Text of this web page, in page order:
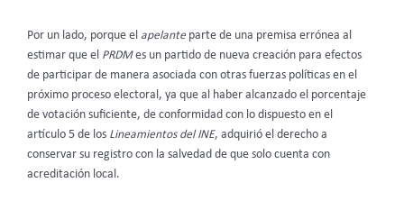
Por un lado, porque el apelanteparte de una premisa errónea al
estimar que el PRDMes un partido de nueva creación para efectos
de participar de manera asociada con otras fuerzas políticas en el
próximo proceso electoral, ya que al haber alcanzado el porcentaje
de votación suficiente, de conformidad con lo dispuesto en el
artículo 5 de los Lineamientos del INE, adquirió el derecho a
conservar su registro con la salvedad de que solo cuenta con
acreditación local.